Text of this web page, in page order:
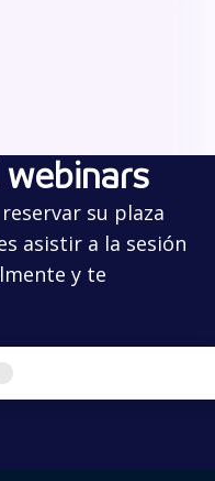
webinars
su plaza
asistir a la sesión
y te